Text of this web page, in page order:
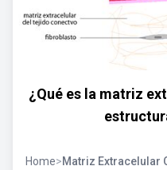
¿Qué es la matriz
Home>Matriz Extracelular